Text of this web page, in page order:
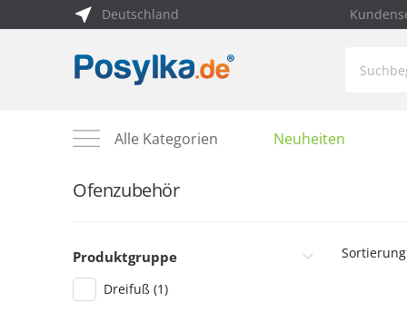
Deutschland
Alle Kategorien Neuheiten
Ofenzubehör
Produktgruppe
Dreifuß (1)